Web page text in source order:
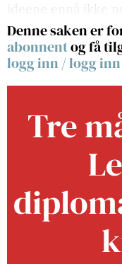
ideene ennå ikke
Denne saken er
abonnentog få
logg inn /logg
Tre